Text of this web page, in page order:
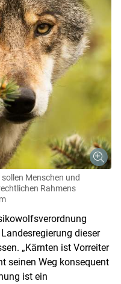
Menschen und
Rahmens
dieser
„Kärnten ist Vorreiter
seinen Weg konsequent
ist ein